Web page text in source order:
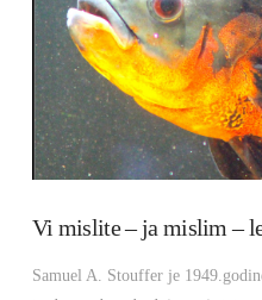
Vi mislite – ja mislim –
Samuel A. Stouffer je